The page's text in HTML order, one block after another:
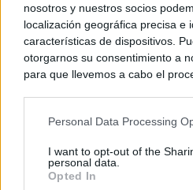
nosotros y nuestros socios
localización geográfica precisa e
características de dispositivos.
otorgarnos su consentimiento a
para que llevemos a cabo el
negar su consentimiento. Tenga
de su consentimiento, pero usted
rechazar tal procesamiento. Sus
Personal Data Processing
I want to opt-out of the
personal data.
Opted In